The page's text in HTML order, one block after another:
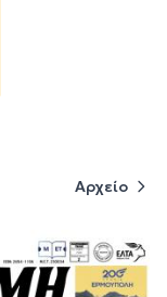
Αρχείο